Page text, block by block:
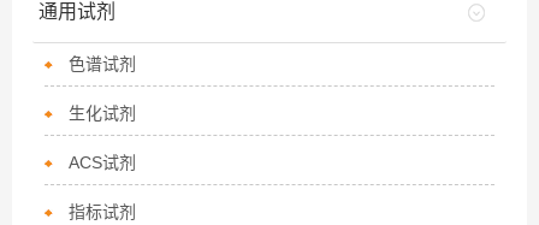
通用试剂
色谱试剂
生化试剂
ACS试剂
指标试剂